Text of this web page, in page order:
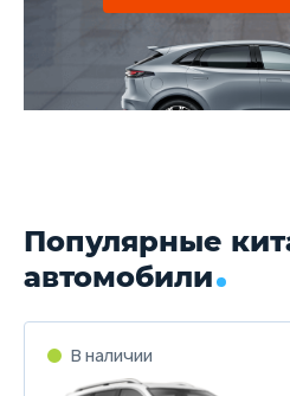
Популярные
автомобили